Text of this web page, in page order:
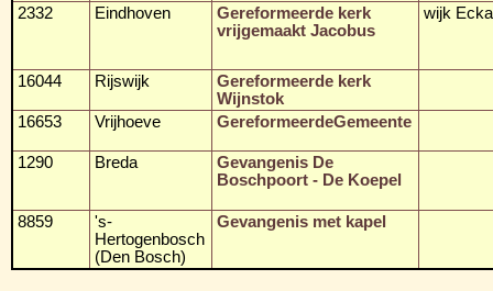
2332
Eindhoven
Gereformeerde kerk
vrijgemaakt Jacobus
wijk
16044 Rijswijk
Gereformeerde kerk
Wijnstok
16653
Vrijhoeve GereformeerdeGemeente
1290 Breda
Gevangenis De
Boschpoort - De Koepel
8859
's-
Hertogenbosch
(Den Bosch)
Gevangenis met kapel